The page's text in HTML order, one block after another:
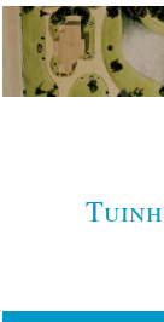
Spring
naar
primaire